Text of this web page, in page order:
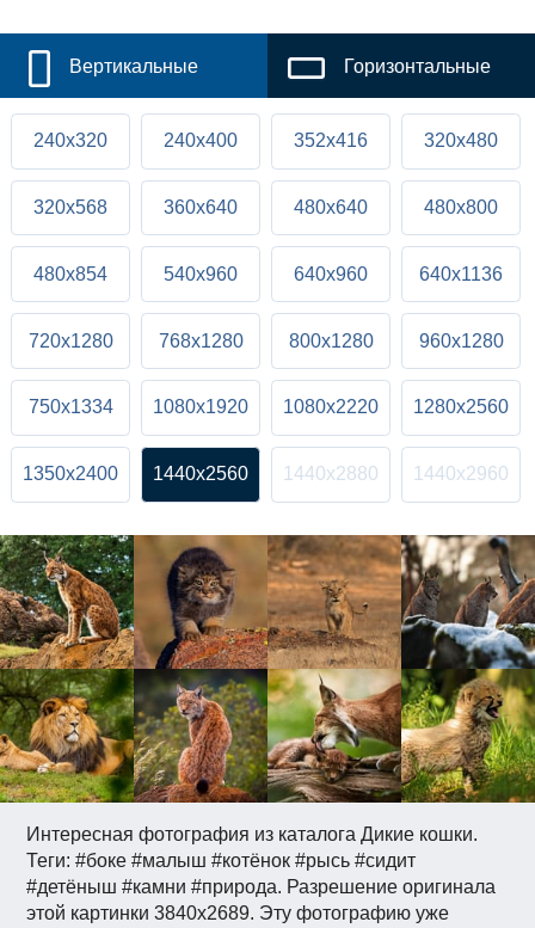
Интересная фотография из каталога Дикие кошки.
Теги: #боке #малыш #котёнок #рысь #сидит
#детёныш #камни #природа. Разрешение оригинала
этой картинки 3840x2689. Эту фотографию уже
Вертикальные Горизонтальные
240x320 240x400 352x416 320x480
320x568 360x640 480x640 480x800
480x854 540x960 640x960 640x1136
720x1280 768x1280 800x1280 960x1280
750x1334 1080x1920 1080x2220 1280x2560
1350x2400 1440x2560 1440x2880 1440x2960